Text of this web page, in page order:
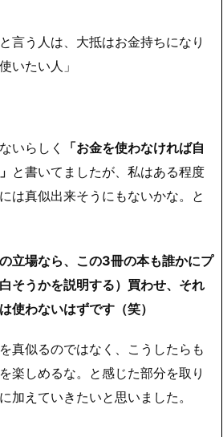
言う人は、大抵はお金持ちになり
いたい人」
いらしく
「お金を使わなければ自
と書いてましたが、私はある程度
は真似出来そうにもないかな。と
立場なら、この3冊の本も誰かにプ
そうかを説明する）買わせ、それ
使わないはずです（笑）
真似るのではなく、こうしたらも
楽しめるな。と感じた部分を取り
加えていきたいと思いました。